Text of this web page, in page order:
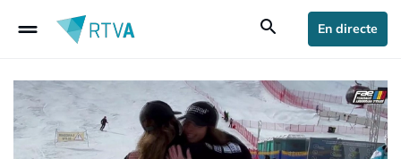
drag_handle search En directe